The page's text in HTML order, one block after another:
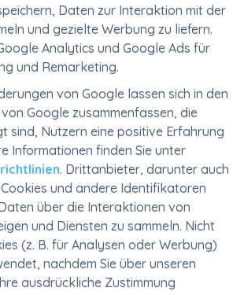
Daten zur Interaktion mit der
und gezielte Werbung zu liefern.
Analytics und Google Ads für
und Remarketing.
von Google lassen sich in den
Google zusammenfassen, die
sind, Nutzern eine positive Erfahrung
Informationen finden Sie unter
. Drittanbieter, darunter auch
und andere Identifikatoren
über die Interaktionen von
und Diensten zu sammeln. Nicht
(z. B. für Analysen oder Werbung)
nachdem Sie über unseren
ausdrückliche Zustimmung